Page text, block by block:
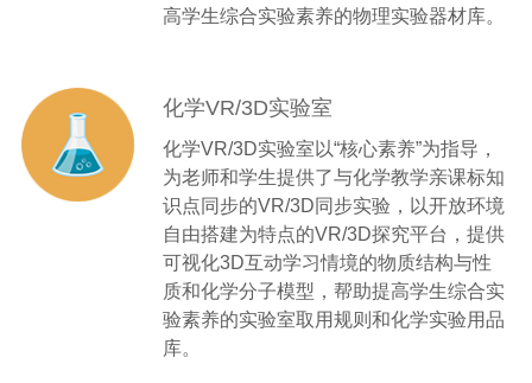
高学生综合实验素养的物理实验器材库。
化学VR/3D实验室
化学VR/3D实验室以“核心素养”为指导，
为老师和学生提供了与化学教学亲课标知
识点同步的VR/3D同步实验，以开放环境
自由搭建为特点的VR/3D探究平台，提供
可视化3D互动学习情境的物质结构与性
质和化学分子模型，帮助提高学生综合实
验素养的实验室取用规则和化学实验用品
库。